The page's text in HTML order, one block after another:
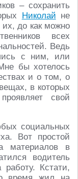
– сохранить
Николай не
до как можно
всех
Ведь
с ним, или
бы хотелось
и о том, о
в которых
свой
социальных
Вот простой
материалов в
водитель
Кстати,